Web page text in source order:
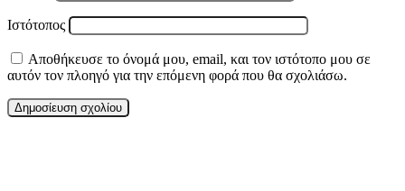
Ιστότοπος
Αποθήκευσε το όνομά μου, email, και τον ιστότοπο μου σε
αυτόν τον πλοηγό για την επόμενη φορά που θα σχολιάσω.